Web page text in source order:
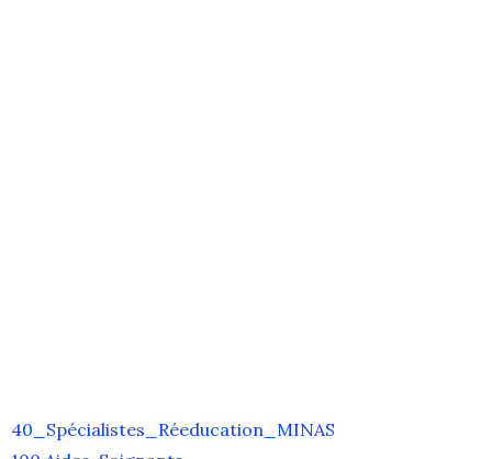
40_Spécialistes_Réeducation_MINAS